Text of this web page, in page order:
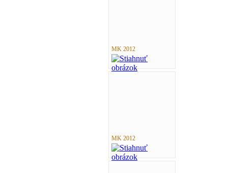
MK 2012
MK 2012